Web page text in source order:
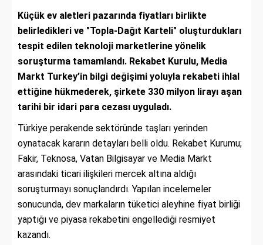
Küçük ev aletleri pazarında fiyatları birlikte
belirledikleri ve "Topla-Dağıt Karteli" oluşturdukları
tespit edilen teknoloji marketlerine yönelik
soruşturma tamamlandı. Rekabet Kurulu, Media
Markt Turkey’in bilgi değişimi yoluyla rekabeti ihlal
ettiğine hükmederek, şirkete 330 milyon lirayı aşan
tarihi bir idari para cezası uyguladı.
Türkiye perakende sektöründe taşları yerinden
oynatacak kararın detayları belli oldu. Rekabet Kurumu;
Fakir, Teknosa, Vatan Bilgisayar ve Media Markt
arasındaki ticari ilişkileri mercek altına aldığı
soruşturmayı sonuçlandırdı. Yapılan incelemeler
sonucunda, dev markaların tüketici aleyhine fiyat birliği
yaptığı ve piyasa rekabetini engellediği resmiyet
kazandı.